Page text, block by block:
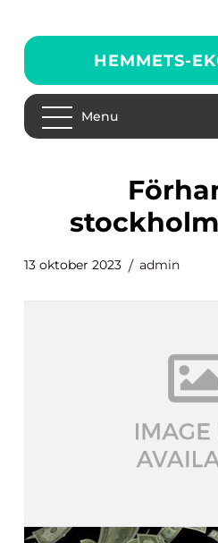
HEMMETS-
Menu
förhandel
13 oktober 2023 admin